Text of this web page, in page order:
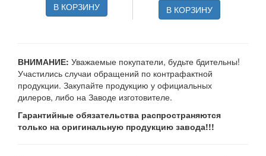
В КОРЗИНУ В КОРЗИНУ
ВНИМАНИЕ: Уважаемые покупатели, будьте бдительны!
Участились случаи обращений по контрафактной
продукции. Закупайте продукцию у официальных
дилеров, либо на Заводе изготовителе.
Гарантийные обязательства распространяются
только на оригинальную продукцию завода!!!